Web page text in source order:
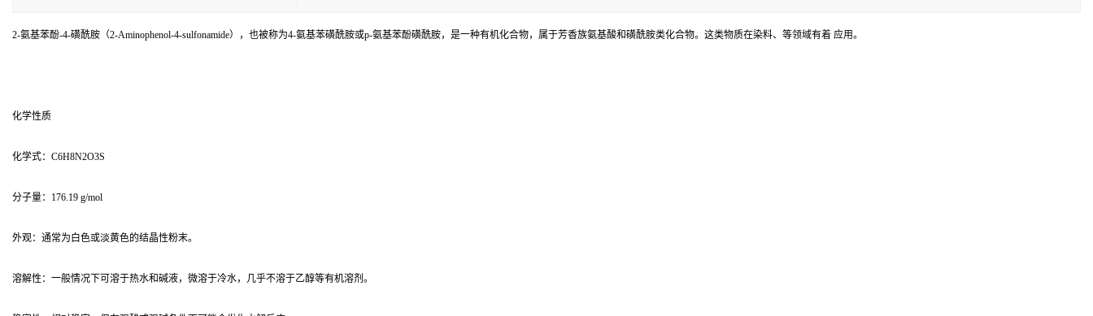
2-氨基苯酚-4-磺酰胺（2-Aminophenol-4-sulfonamide），也被称为4-氨基苯磺酰胺或p-氨基苯酚磺酰胺，是一种有机化合物，属于芳香族氨基酸和磺酰胺类化合物。这类物质在染料、等领域有着 应用。
化学性质
化学式：C6H8N2O3S
分子量：176.19 g/mol
外观：通常为白色或淡黄色的结晶性粉末。
溶解性：一般情况下可溶于热水和碱液，微溶于冷水，几乎不溶于乙醇等有机溶剂。